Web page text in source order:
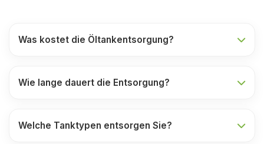
Was kostet die Öltankentsorgung?
Wie lange dauert die Entsorgung?
Welche Tanktypen entsorgen Sie?